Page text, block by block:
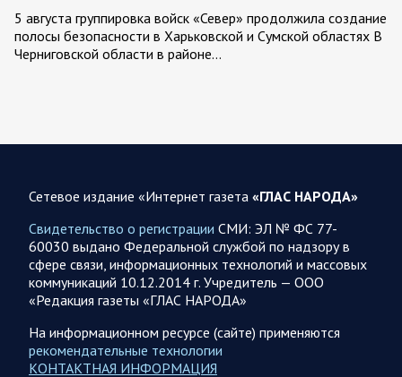
5 августа группировка войск «Север» продолжила создание
полосы безопасности в Харьковской и Сумской областях В
Черниговской области в районе…
05.08.2026 21:28
Украина
Олег Царев об Украине к исходу 5 августа 2026 года
Агентство Bloomberg утверждает, что в Вене состоялась
секретная встреча бывших высокопоставленных
чиновников из России, Великобритании, Франции и
Германии, на которой…
05.08.2026 21:26 Спецоперация
Сетевое издание «Интернет газета «ГЛАС НАРОДА»
Свидетельство о регистрации СМИ: ЭЛ № ФС 77-
60030 выдано Федеральной службой по надзору в
сфере связи, информационных технологий и массовых
коммуникаций 10.12.2014 г. Учредитель — ООО
«Редакция газеты «ГЛАС НАРОДА»
На информационном ресурсе (сайте) применяются
рекомендательные технологии
КОНТАКТНАЯ ИНФОРМАЦИЯ